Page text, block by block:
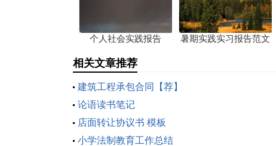
个人社会实践报告 暑期实践实习报告范文
相关文章推荐
建筑工程承包合同【荐】
论语读书笔记
店面转让协议书 模板
小学法制教育工作总结